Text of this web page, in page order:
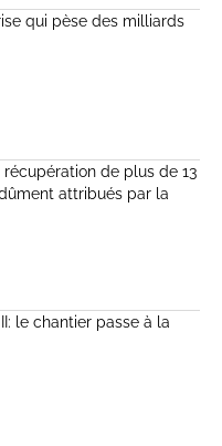
qui pèse des milliards
de plus de 13
attribués par la
le chantier passe à la